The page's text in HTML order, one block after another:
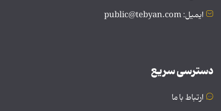
ایمیل: public@tebyan.com
دسترسی سریع
ارتباط با ما